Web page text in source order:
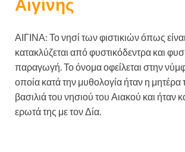
ΑΙΓΙΝΑ: Το νησί των φιστικιών όπως
κατακλύζεται από φυστικόδεντρα και
παραγωγή. Το όνομα οφείλεται στην
οποία κατά την μυθολογία ήταν η
βασιλιά του νησιού του Αιακού και ήταν
ερωτά της με τον Δία.